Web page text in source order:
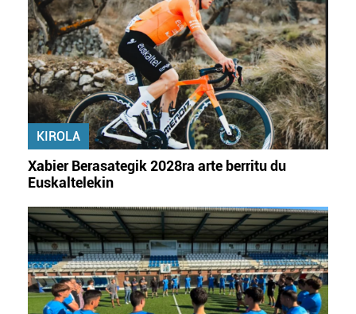
KIROLA
Xabier Berasategik 2028ra arte berritu du
Euskaltelekin